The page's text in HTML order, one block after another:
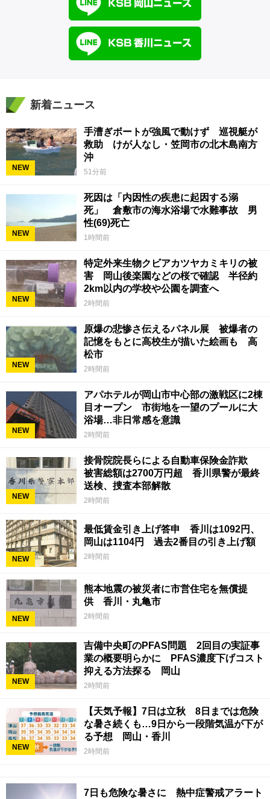
新着ニュース
NEW
手漕ぎボートが強風で動けず 巡視艇が
救助 けが人なし・笠岡市の北木島南方
沖
51分前
NEW
死因は「内因性の疾患に起因する溺
死」 倉敷市の海水浴場で水難事故 男
性(69)死亡
1時間前
NEW
特定外来生物クビアカツヤカミキリの被
害 岡山後楽園などの桜で確認 半径約
2km以内の学校や公園を調査へ
2時間前
NEW
原爆の悲惨さ伝えるパネル展 被爆者の
記憶をもとに高校生が描いた絵画も 高
松市
2時間前
NEW
アパホテルが岡山市中心部の激戦区に2棟
目オープン 市街地を一望のプールに大
浴場…非日常感を意識
2時間前
NEW
接骨院院長らによる自動車保険金詐欺
被害総額は2700万円超 香川県警が最終
送検、捜査本部解散
2時間前
NEW
最低賃金引き上げ答申 香川は1092円、
岡山は1104円 過去2番目の引き上げ額
2時間前
NEW
熊本地震の被災者に市営住宅を無償提
供 香川・丸亀市
2時間前
NEW
吉備中央町のPFAS問題 2回目の実証事
業の概要明らかに PFAS濃度下げコスト
抑える方法探る 岡山
2時間前
NEW
【天気予報】7日は立秋 8日までは危険
な暑さ続くも…9日から一段階気温が下が
る予想 岡山・香川
2時間前
7日も危険な暑さに 熱中症警戒アラート